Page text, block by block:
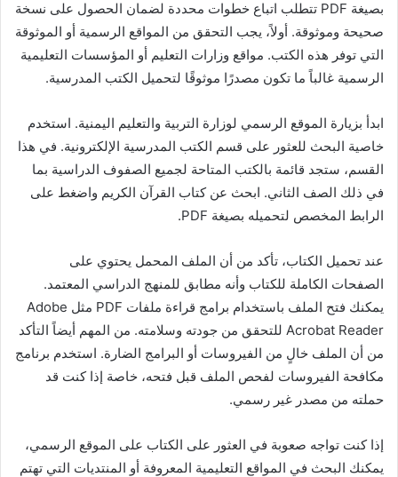
بصيغة PDF تتطلب اتباع خطوات محددة لضمان الحصول على نسخة
صحيحة وموثوقة. أولاً، يجب التحقق من المواقع الرسمية أو الموثوقة
التي توفر هذه الكتب. مواقع وزارات التعليم أو المؤسسات التعليمية
الرسمية غالباً ما تكون مصدرًا موثوقًا لتحميل الكتب المدرسية.
ابدأ بزيارة الموقع الرسمي لوزارة التربية والتعليم اليمنية. استخدم
خاصية البحث للعثور على قسم الكتب المدرسية الإلكترونية. في هذا
القسم، ستجد قائمة بالكتب المتاحة لجميع الصفوف الدراسية بما
في ذلك الصف الثاني. ابحث عن كتاب القرآن الكريم واضغط على
الرابط المخصص لتحميله بصيغة PDF.
عند تحميل الكتاب، تأكد من أن الملف المحمل يحتوي على
الصفحات الكاملة للكتاب وأنه مطابق للمنهج الدراسي المعتمد.
يمكنك فتح الملف باستخدام برامج قراءة ملفات PDF مثل Adobe
Acrobat Reader للتحقق من جودته وسلامته. من المهم أيضاً التأكد
من أن الملف خالٍ من الفيروسات أو البرامج الضارة. استخدم برنامج
مكافحة الفيروسات لفحص الملف قبل فتحه، خاصة إذا كنت قد
حملته من مصدر غير رسمي.
إذا كنت تواجه صعوبة في العثور على الكتاب على الموقع الرسمي،
يمكنك البحث في المواقع التعليمية المعروفة أو المنتديات التي تهتم